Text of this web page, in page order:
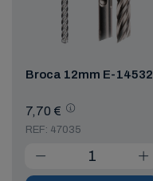
Broca 12mm E-14532
7,70 €
REF: 47035